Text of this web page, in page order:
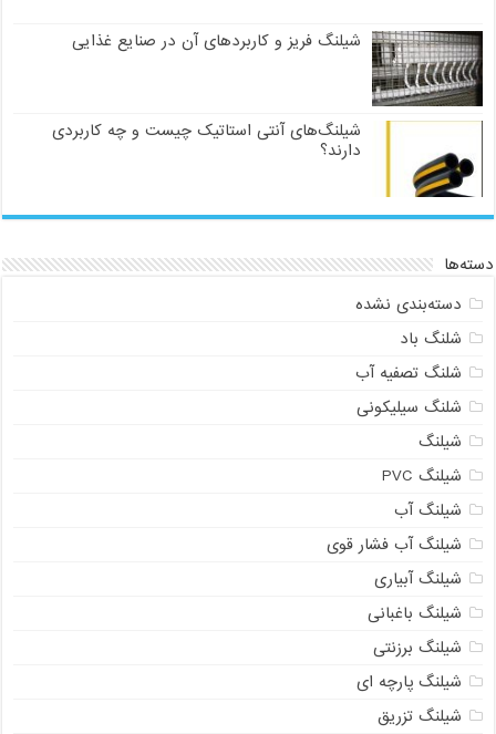
شیلنگ فریز و کاربردهای آن در صنایع غذایی
شیلنگ‌های آنتی استاتیک چیست و چه کاربردی
دارند؟
دسته‌ها
دسته‌بندی نشده
شلنگ باد
شلنگ تصفیه آب
شلنگ سیلیکونی
شیلنگ
شیلنگ PVC
شیلنگ آب
شیلنگ آب فشار قوی
شیلنگ آبیاری
شیلنگ باغبانی
شیلنگ برزنتی
شیلنگ پارچه ای
شیلنگ تزریق